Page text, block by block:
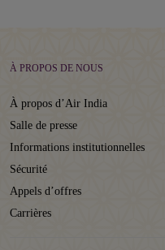
À PROPOS DE NOUS
À propos d’Air India
Salle de presse
Informations institutionnelles
Sécurité
Appels d’offres
Carrières